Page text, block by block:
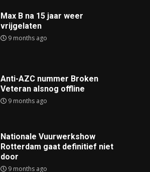
Max B na 15 jaar weer
vrijgelaten
9 months ago
Anti-AZC nummer Broken
Veteran alsnog offline
9 months ago
Nationale Vuurwerkshow
Rotterdam gaat definitief niet
door
9 months ago